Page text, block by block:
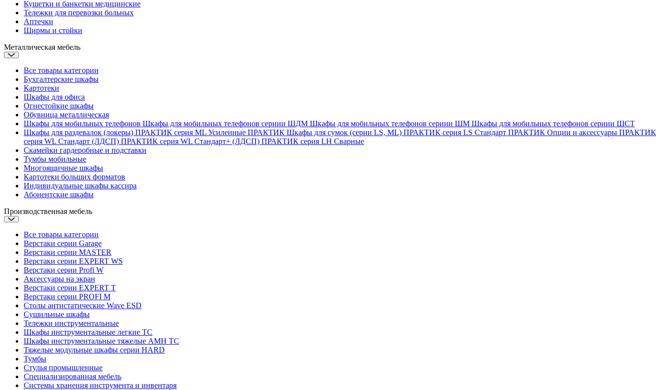
Кушетки и банкетки медицинские
Тележки для перевозки больных
Аптечки
Ширмы и стойки
Металлическая мебель
Все товары категории
Бухгалтерские шкафы
Картотеки
Шкафы для офиса
Огнестойкие шкафы
Обувница металлическая
Шкафы для мобильных телефонов Шкафы для мобильных телефонов сериии ШДМ Шкафы для мобильных телефонов сериии ШМ Шкафы для мобильных телефонов сериии ШСТ
Шкафы для раздевалок (локеры) ПРАКТИК серия ML Усиленные ПРАКТИК Шкафы для сумок (серии LS, ML) ПРАКТИК cерия LS Стандарт ПРАКТИК Опции и аксессуары ПРАКТИК
серия WL Стандарт (ЛДСП) ПРАКТИК серия WL Стандарт+ (ЛДСП) ПРАКТИК серия LH Сварные
Скамейки гардеробные и подставки
Тумбы мобильные
Многоящичные шкафы
Картотеки больших форматов
Индивидуальные шкафы кассира
Абонентские шкафы
Производственная мебель
Все товары категории
Верстаки серии Garage
Верстаки серии MASTER
Верстаки серии EXPERT WS
Верстаки серии Profi W
Аксессуары на экран
Верстаки серии EXPERT T
Верстаки серии PROFI M
Столы антистатические Wave ESD
Cушильные шкафы
Тележки инструментальные
Шкафы инструментальные легкие ТС
Шкафы инструментальные тяжелые AMH TC
Тяжелые модульные шкафы серии HARD
Тумбы
Стулья промышленные
Cпециализированная мебель
Системы хранения инструмента и инвентаря